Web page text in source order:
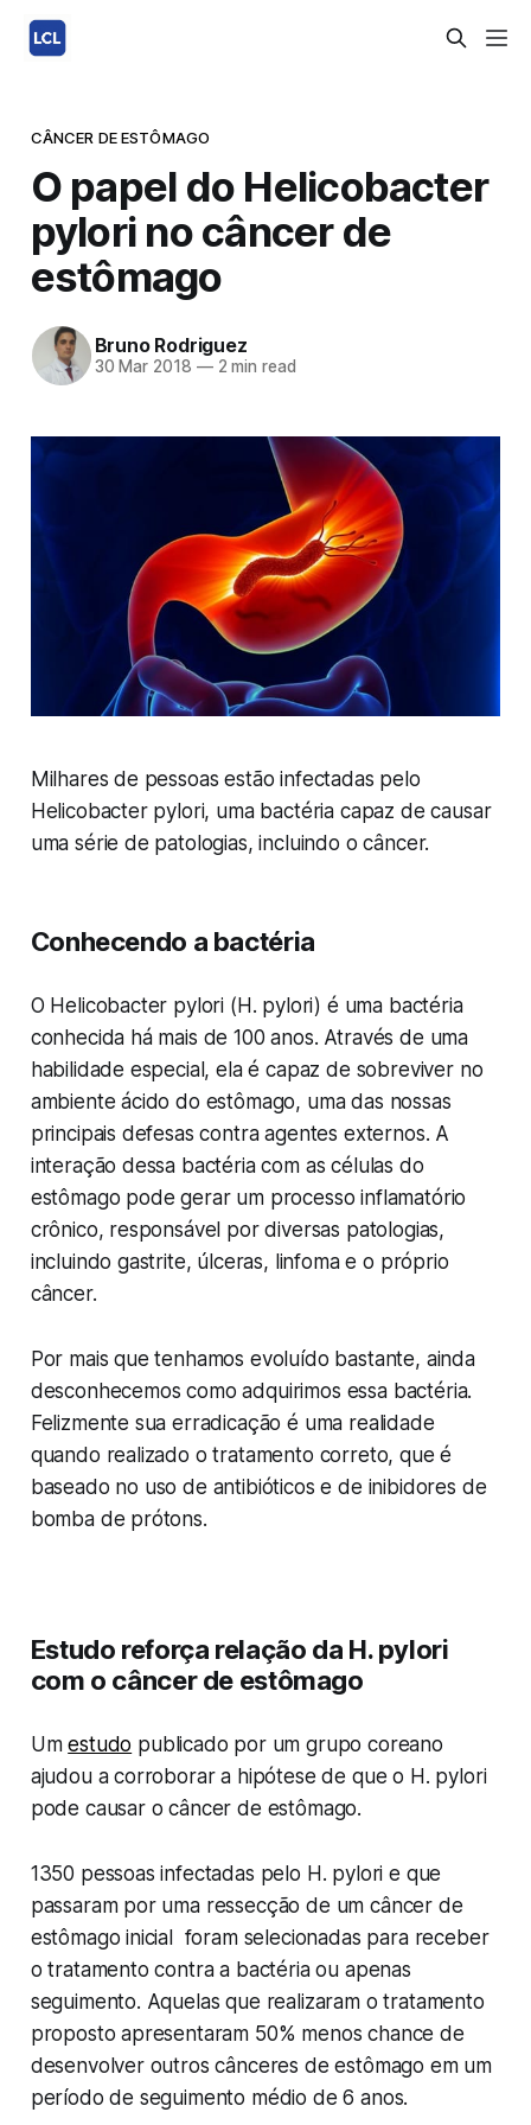
CÂNCER DE ESTÔMAGO
O papel do Helicobacter
pylori no câncer de
estômago
Bruno Rodriguez
30 Mar 2018 —2 min read
Milhares de pessoas estão infectadas pelo
Helicobacter pylori, uma bactéria capaz de causar
uma série de patologias, incluindo o câncer.
Conhecendo a bactéria
O Helicobacter pylori (H. pylori) é uma bactéria
conhecida há mais de 100 anos. Através de uma
habilidade especial, ela é capaz de sobreviver no
ambiente ácido do estômago, uma das nossas
principais defesas contra agentes externos. A
interação dessa bactéria com as células do
estômago pode gerar um processo inflamatório
crônico, responsável por diversas patologias,
incluindo gastrite, úlceras, linfoma e o próprio
câncer.
Por mais que tenhamos evoluído bastante, ainda
desconhecemos como adquirimos essa bactéria.
Felizmente sua erradicação é uma realidade
quando realizado o tratamento correto, que é
baseado no uso de antibióticos e de inibidores de
bomba de prótons.
Estudo reforça relação da H. pylori
com o câncer de estômago
Umestudo publicado por um grupo coreano
ajudou a corroborar a hipótese de que o H. pylori
pode causar o câncer de estômago.
1350 pessoas infectadas pelo H. pylori e que
passaram por uma ressecção de um câncer de
estômago inicial foram selecionadas para receber
o tratamento contra a bactéria ou apenas
seguimento. Aquelas que realizaram o tratamento
proposto apresentaram 50% menos chance de
desenvolver outros cânceres de estômago em um
período de seguimento médio de 6 anos.